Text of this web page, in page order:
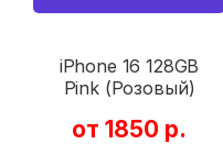
iPhone 16 128GB
Pink (Розовый)
от 1850 р.